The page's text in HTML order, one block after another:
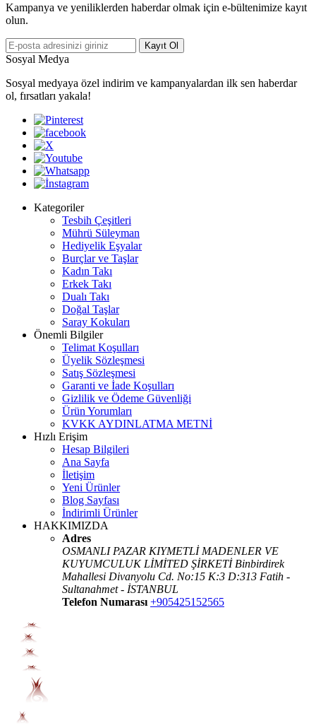
Kampanya ve yeniliklerden haberdar olmak için e-bültenimize kayıt
olun.
Kayıt Ol
Sosyal Medya
Sosyal medyaya özel indirim ve kampanyalardan ilk sen haberdar
ol, fırsatları yakala!
Kategoriler
Tesbih Çeşitleri
Mührü Süleyman
Hediyelik Eşyalar
Burçlar ve Taşlar
Kadın Takı
Erkek Takı
Dualı Takı
Doğal Taşlar
Saray Kokuları
Önemli Bilgiler
Telimat Koşulları
Üyelik Sözleşmesi
Satış Sözleşmesi
Garanti ve İade Koşulları
Gizlilik ve Ödeme Güvenliği
Ürün Yorumları
KVKK AYDINLATMA METNİ
Hızlı Erişim
Hesap Bilgileri
Ana Sayfa
İletişim
Yeni Ürünler
Blog Sayfası
İndirimli Ürünler
HAKKIMIZDA
Adres
OSMANLI PAZAR KIYMETLİ MADENLER VE
KUYUMCULUK LİMİTED ŞİRKETİ Binbirdirek
Mahallesi Divanyolu Cd. No:15 K:3 D:313 Fatih -
Sultanahmet - İSTANBUL
Telefon Numarası +905425152565